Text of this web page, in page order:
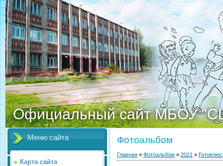
Официальный сайт МБОУ
Меню сайта
Карта сайта
Фотоальбом
Главная » Фотоальбом » 2021 »